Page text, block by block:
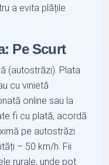
a evita plățile
Pe Scurt
(autostrăzi). Plata
cu vinietă
online sau la
fi cu plată, acordă
pe autostrăzi
– 50 km/h. Fii
rurale, unde pot